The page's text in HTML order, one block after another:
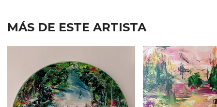
MÁS DE ESTE ARTISTA